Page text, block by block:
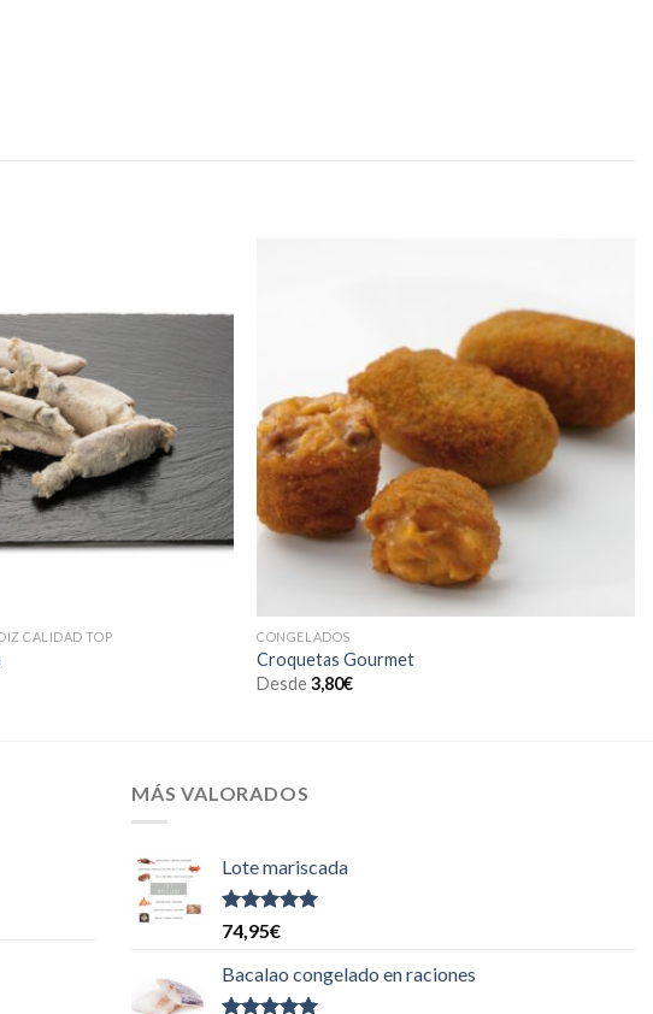
CALIDAD TOP CONGELADOS
Croquetas Gourmet
Desde3,80€
MÁS VALORADOS
Lote mariscada
Valorado
con
5
74,95€
Bacalao congelado en raciones